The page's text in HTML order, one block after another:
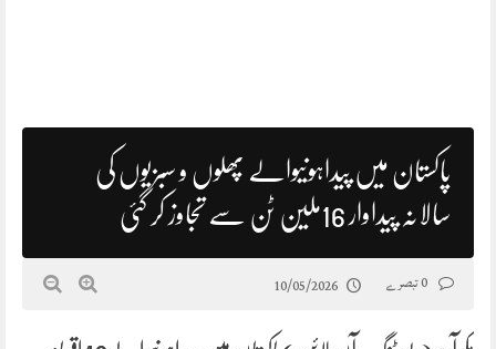
پاکستان میں پیداہونیوالے پھلوں و سبزیوں کی
سالانہ پیداوار 16ملین ٹن سے تجاوز کر گئی
10/05/2026